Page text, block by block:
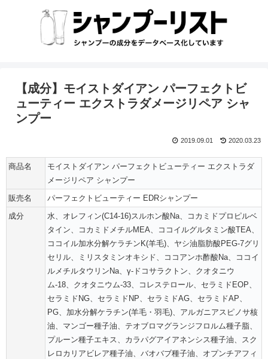
【成分】モイストダイアン パーフェクトビ
ューティー エクストラダメージリペア シャ
ンプー
2020.03.23
2019.09.01
商品名
モイストダイアン パーフェクトビューティー エクストラダ
メージリペア シャンプー
販売名
パーフェクトビューティー EDRシャンプー
成分
水、オレフィン(C14-16)スルホン酸Na、コカミドプロピルベ
タイン、コカミドメチルMEA、ココイルグルタミン酸TEA、
ココイル加水分解ケラチンK(羊毛)、ヤシ油脂肪酸PEG-7グリ
セリル、ミリスタミンオキシド、ココアンホ酢酸Na、ココイ
ルメチルタウリンNa、γ-ドコサラクトン、クオタニウ
ム-18、クオタニウム-33、コレステロール、セラミドEOP、
セラミドNG、セラミドNP、セラミドAG、セラミドAP、
PG、加水分解ケラチン(羊毛・羽毛)、アルガニアスピノサ核
油、マンゴー種子油、テオブロマグランジフロルム種子脂、
プルーン種子エキス、カラパグアイアネンシス種子油、スク
レロカリアビレア種子油、バオバブ種子油、オプンチアフィ